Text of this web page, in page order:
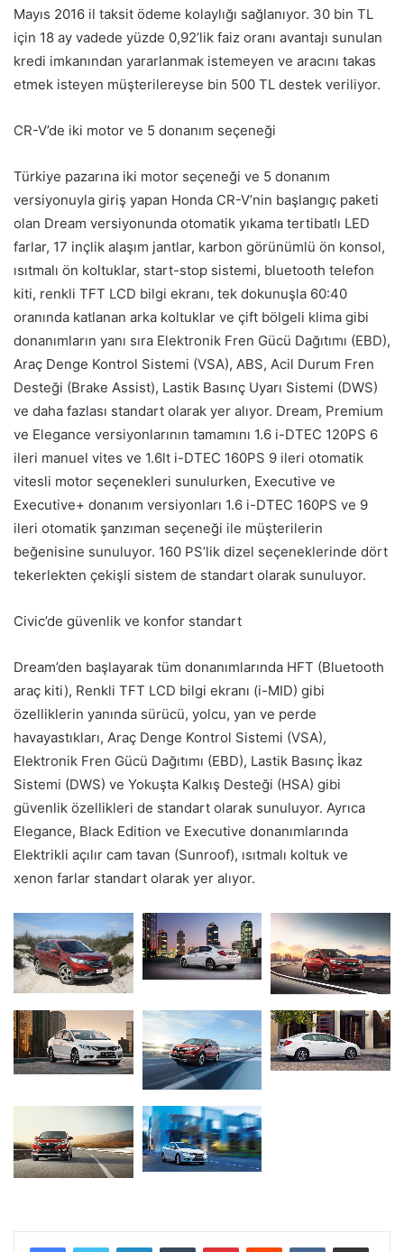
Mayıs 2016 il taksit ödeme kolaylığı sağlanıyor. 30 bin TL
için 18 ay vadede yüzde 0,92’lik faiz oranı avantajı sunulan
kredi imkanından yararlanmak istemeyen ve aracını takas
etmek isteyen müşterilereyse bin 500 TL destek veriliyor.
CR-V’de iki motor ve 5 donanım seçeneği
Türkiye pazarına iki motor seçeneği ve 5 donanım
versiyonuyla giriş yapan Honda CR-V’nin başlangıç paketi
olan Dream versiyonunda otomatik yıkama tertibatlı LED
farlar, 17 inçlik alaşım jantlar, karbon görünümlü ön konsol,
ısıtmalı ön koltuklar, start-stop sistemi, bluetooth telefon
kiti, renkli TFT LCD bilgi ekranı, tek dokunuşla 60:40
oranında katlanan arka koltuklar ve çift bölgeli klima gibi
donanımların yanı sıra Elektronik Fren Gücü Dağıtımı (EBD),
Araç Denge Kontrol Sistemi (VSA), ABS, Acil Durum Fren
Desteği (Brake Assist), Lastik Basınç Uyarı Sistemi (DWS)
ve daha fazlası standart olarak yer alıyor. Dream, Premium
ve Elegance versiyonlarının tamamını 1.6 i-DTEC 120PS 6
ileri manuel vites ve 1.6lt i-DTEC 160PS 9 ileri otomatik
vitesli motor seçenekleri sunulurken, Executive ve
Executive+ donanım versiyonları 1.6 i-DTEC 160PS ve 9
ileri otomatik şanzıman seçeneği ile müşterilerin
beğenisine sunuluyor. 160 PS’lik dizel seçeneklerinde dört
tekerlekten çekişli sistem de standart olarak sunuluyor.
Civic’de güvenlik ve konfor standart
Dream’den başlayarak tüm donanımlarında HFT (Bluetooth
araç kiti), Renkli TFT LCD bilgi ekranı (i-MID) gibi
özelliklerin yanında sürücü, yolcu, yan ve perde
havayastıkları, Araç Denge Kontrol Sistemi (VSA),
Elektronik Fren Gücü Dağıtımı (EBD), Lastik Basınç İkaz
Sistemi (DWS) ve Yokuşta Kalkış Desteği (HSA) gibi
güvenlik özellikleri de standart olarak sunuluyor. Ayrıca
Elegance, Black Edition ve Executive donanımlarında
Elektrikli açılır cam tavan (Sunroof), ısıtmalı koltuk ve
xenon farlar standart olarak yer alıyor.